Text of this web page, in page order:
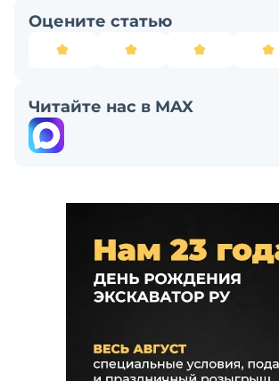
Оцените статью
Читайте нас в MAX